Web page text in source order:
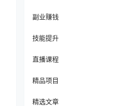
副业赚钱
技能提升
直播课程
精品项目
精选文章